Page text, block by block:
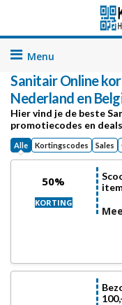
Skip
content
Sanitair Online
Nederland en
Hier vind je de beste
promotiecodes en
Alle Kortingscodes Sales
50%
KORTING